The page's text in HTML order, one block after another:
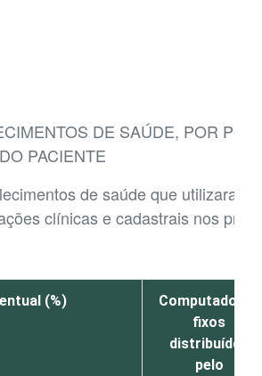
DE SAÚDE, POR
PACIENTE
de saúde que utilizaram
clínicas e cadastrais nos
(%)
Computadores
fixos
distribuídos
pelo